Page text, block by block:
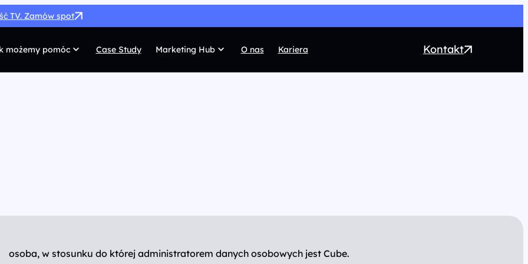
TV. Zamów spot
możemy pomóc Case Study Marketing Hub O nas Kariera Kontakt
osoba, w stosunku do której administratorem danych osobowych jest Cube.